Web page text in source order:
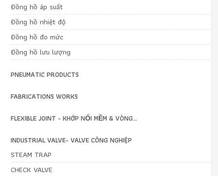
Đồng hồ áp suất
Đồng hồ nhiệt độ
Đồng hồ đo mức
Đồng hồ lưu lượng
PNEUMATIC PRODUCTS
FABRICATIONS WORKS
FLEXIBLE JOINT - KHỚP NỐI MỀM & VÒNG...
INDUSTRIAL VALVE- VALVE CÔNG NGHIỆP
STEAM TRAP
CHECK VALVE